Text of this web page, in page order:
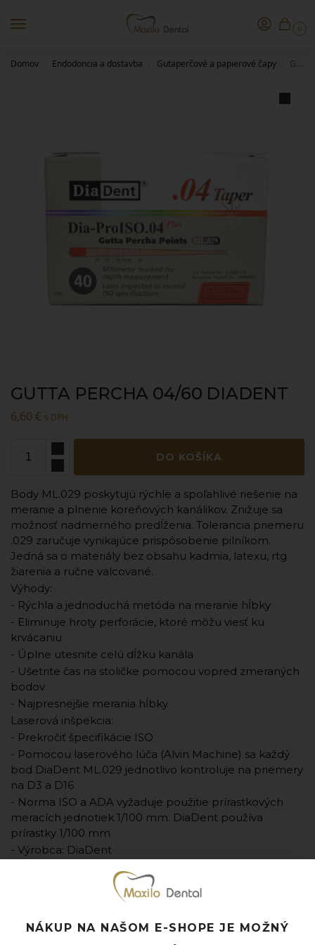
0
Domov Endodoncia a dostavba Gutaperčové a papierové čapy Gutta Percha 04/60 DiaDent
GUTTA PERCHA 04/60 DIADENT
6,60 € s DPH
DO KOŠÍKA
Body ML.029 poskytujú rýchle a spoľahlivé riešenie na
meranie a plnenie koreňových kanálikov. Znižuje sa
možnosť nadmerného predĺženia. Tolerancia priemeru
.029 zaručuje vynikajúce prispôsobenie pilníkom.
Jedná sa o materiály bez obsahu kadmia, latexu, rtg
žiarenia a ručne valcované.
Výhody:
- Rýchla a jednoduchá metóda na meranie hĺbky
- Eliminuje hroty perforácie, ktoré môžu viesť ku
krvácaniu
- Úplne utesnite celú dĺžku kanála
- Ušetrite čas na stoličke pomocou vopred zmeraných
bodov
- Najpresnejšie merania hĺbky
Laserová inšpekcia:
- Prekročiť špecifikácie ISO
- Pomocou laserového lúča (Alvin Machine) sa každý
bod DiaDent ML.029 jednotlivo kontroluje na priemery
na D3 a D16
- Norma ISO a ADA vyžaduje použitie prírastkových
meracích jednotiek 1/100 mm. DiaDent používa
prírastky 1/100 mm
- Výrobca: DiaDent
Pridať k obľúbeným
Rýchle doručenie a možnosť osobného odberu
NÁKUP NA NAŠOM E-SHOPE JE MOŽNÝ